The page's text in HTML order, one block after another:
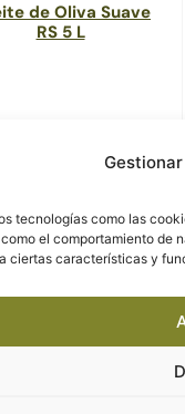
tecnologías como las
el comportamiento
ciertas características y
de Oliva Suave
RS 5 L